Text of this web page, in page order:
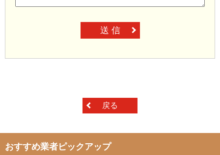
送 信
戻る
おすすめ業者ピックアップ